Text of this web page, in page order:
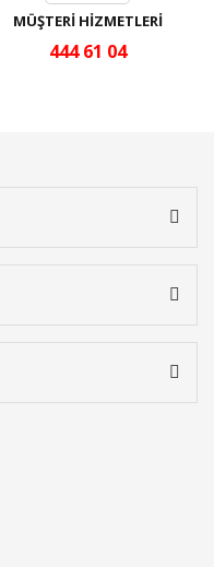
MÜŞTERİ HİZMETLERİ
444 61 04